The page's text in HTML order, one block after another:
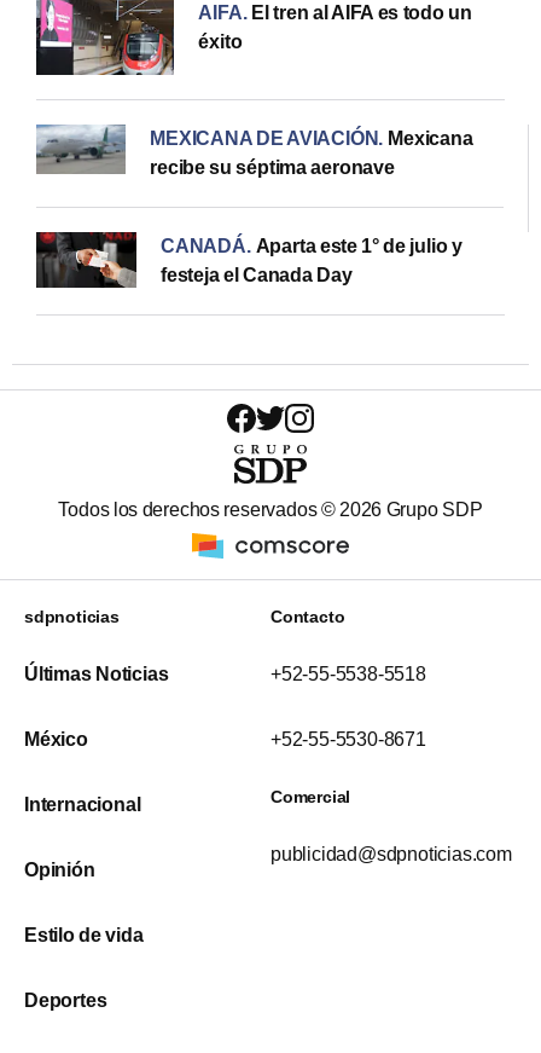
AIFA. El tren al AIFA es todo un
éxito
MEXICANA DE AVIACIÓN. Mexicana
recibe su séptima aeronave
CANADÁ. Aparta este 1° de julio y
festeja el Canada Day
Todos los derechos reservados © 2026 Grupo SDP
sdpnoticias
Últimas Noticias
México
Internacional
Opinión
Estilo de vida
Deportes
Contacto
+52-55-5538-5518
+52-55-5530-8671
Comercial
publicidad@sdpnoticias.com